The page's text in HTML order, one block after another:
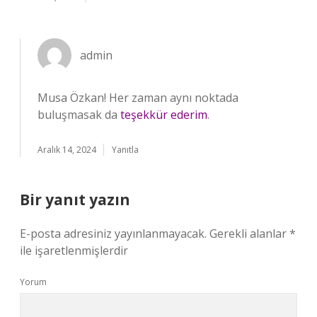
admin
Musa Özkan! Her zaman aynı noktada
buluşmasak da teşekkür ederim.
Aralık 14, 2024 Yanıtla
Bir yanıt yazın
E-posta adresiniz yayınlanmayacak. Gerekli alanlar*
ile işaretlenmişlerdir
Yorum